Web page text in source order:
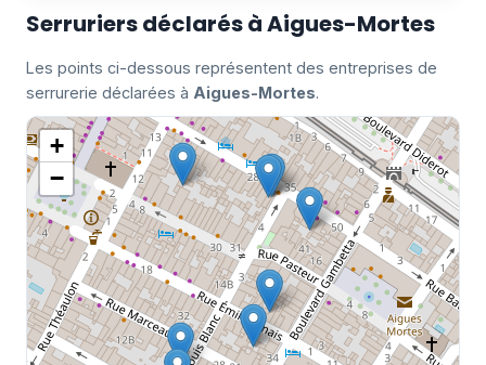
Serruriers déclarés à Aigues-Mortes
Les points ci-dessous représentent des entreprises de
serrurerie déclarées à Aigues-Mortes.
+
−